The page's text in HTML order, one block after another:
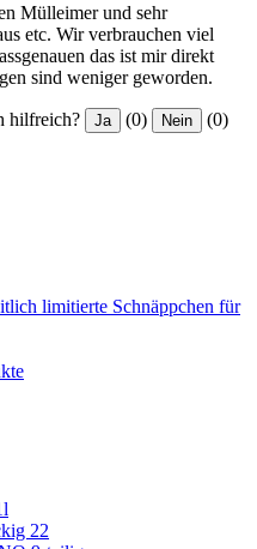
Mülleimer und sehr
etc. Wir verbrauchen viel
das ist mir direkt
sind weniger geworden.
hilfreich? Ja (0) Nein (0)
limitierte Schnäppchen für
22